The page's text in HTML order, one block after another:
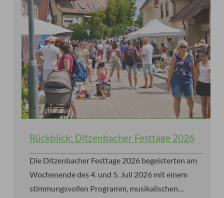
Rückblick: Ditzenbacher Festtage 2026
Die Ditzenbacher Festtage 2026 begeisterten am
Wochenende des 4. und 5. Juli 2026 mit einem
stimmungsvollen Programm, musikalischen